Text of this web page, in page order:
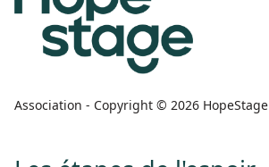
Association - Copyright © 2026 HopeStage